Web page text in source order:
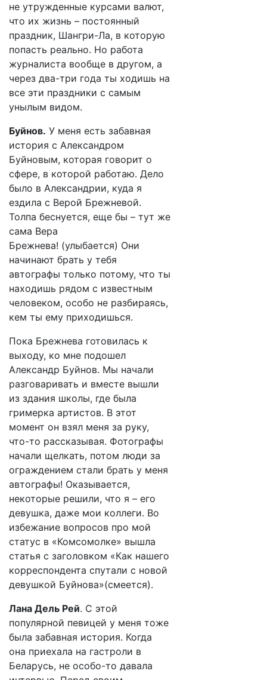
не утружденные курсами валют,
что их жизнь – постоянный
праздник, Шангри-Ла, в которую
попасть реально. Но работа
журналиста вообще в другом, а
через два-три года ты ходишь на
все эти праздники с самым
унылым видом.
Буйнов. У меня есть забавная
история с Александром
Буйновым, которая говорит о
сфере, в которой работаю. Дело
было в Александрии, куда я
ездила с Верой Брежневой.
Толпа беснуется, еще бы – тут же
сама Вера
Брежнева! (улыбается) Они
начинают брать у тебя
автографы только потому, что ты
находишь рядом с известным
человеком, особо не разбираясь,
кем ты ему приходишься.
Пока Брежнева готовилась к
выходу, ко мне подошел
Александр Буйнов. Мы начали
разговаривать и вместе вышли
из здания школы, где была
гримерка артистов. В этот
момент он взял меня за руку,
что-то рассказывая. Фотографы
начали щелкать, потом люди за
ограждением стали брать у меня
автографы! Оказывается,
некоторые решили, что я – его
девушка, даже мои коллеги. Во
избежание вопросов про мой
статус в «Комсомолке» вышла
статья с заголовком «Как нашего
корреспондента спутали с новой
девушкой Буйнова»(смеется).
Лана Дель Рей. С этой
популярной певицей у меня тоже
была забавная история. Когда
она приехала на гастроли в
Беларусь, не особо-то давала